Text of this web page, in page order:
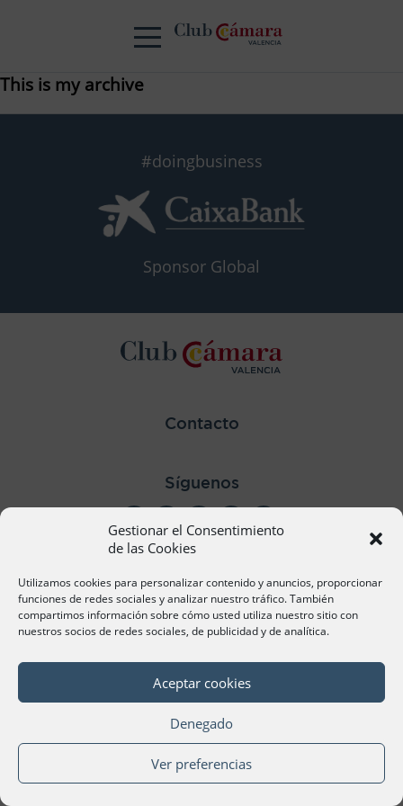
Gestionar el Consentimiento
de las Cookies
Utilizamos cookies para personalizar contenido y anuncios, proporcionar
funciones de redes sociales y analizar nuestro tráfico. También
compartimos información sobre cómo usted utiliza nuestro sitio con
nuestros socios de redes sociales, de publicidad y de analítica.
Aceptar cookies
Denegado
Ver preferencias
This is my archive
#doingbusiness
Sponsor Global
Contacto
Síguenos
©Cámara Oficial de Comercio, Industria, Servicios y
Navegación de València 2020